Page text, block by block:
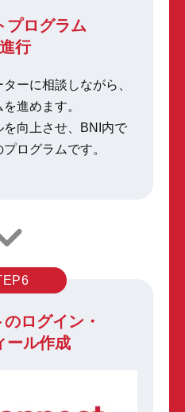
プログラム
行
ーに相談しながら、
進めます。
向上させ、BNI内で
ログラムです。
ログイン・
ール作成